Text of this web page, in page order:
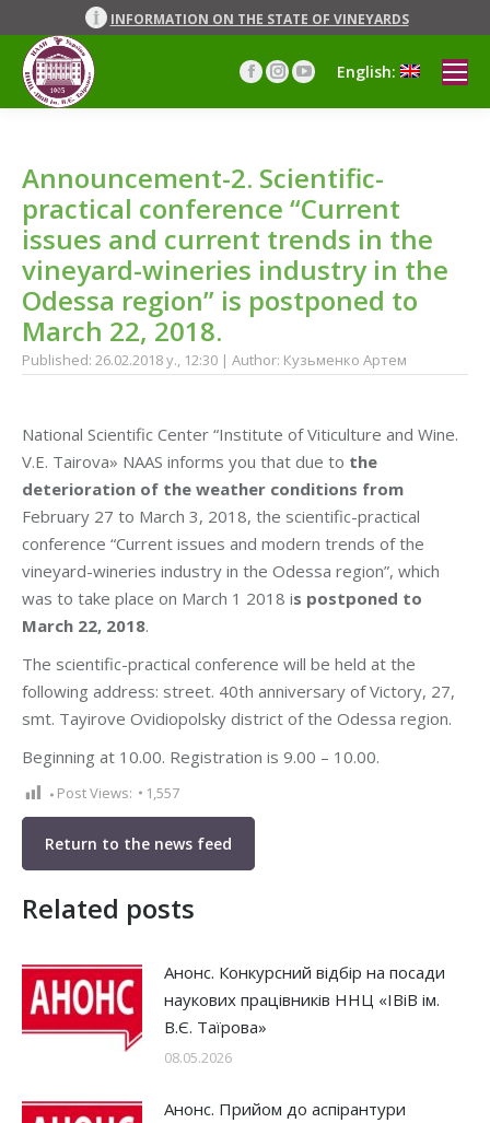
INFORMATION ON THE STATE OF VINEYARDS
Facebook
page
new
window
Instagram
page
new
window
YouTube
page
new
window
English:
Announcement-2. Scientific-
practical conference “Current
issues and current trends in the
vineyard-wineries industry in the
Odessa region” is postponed to
March 22, 2018.
Published: 26.02.2018 y., 12:30 | Author: Кузьменко Артем
National Scientific Center “Institute of Viticulture and Wine.
V.E. Taіrova» NAAS informs you that due to the
deterioration of the weather conditions from
February 27 to March 3, 2018, the scientific-practical
conference “Current issues and modern trends of the
vineyard-wineries industry in the Odessa region”, which
was to take place on March 1 2018 is postponed to
March 22, 2018.
The scientific-practical conference will be held at the
following address: street. 40th anniversary of Victory, 27,
smt. Tayirove Ovidiopolsky district of the Odessa region.
Beginning at 10.00. Registration is 9.00 – 10.00.
Post Views: 1,557
Return to the news feed
Related posts
Анонс. Конкурсний відбір на посади
наукових працівників ННЦ «ІВіВ ім.
В.Є. Таїрова»
08.05.2026
Анонс. Прийом до аспірантури